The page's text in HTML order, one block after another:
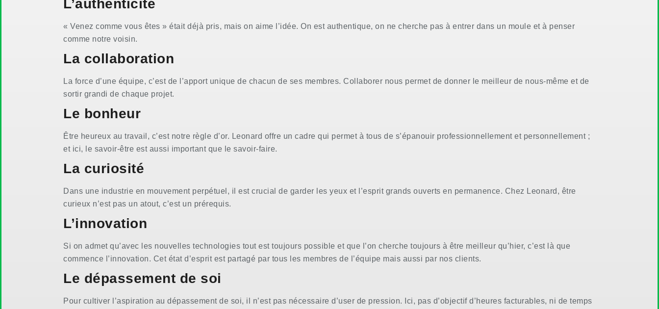
L’authenticité
« Venez comme vous êtes » était déjà pris, mais on aime l’idée. On est authentique, on ne cherche pas à entrer dans un moule et à penser
comme notre voisin.
La collaboration
La force d’une équipe, c’est de l’apport unique de chacun de ses membres. Collaborer nous permet de donner le meilleur de nous-même et de
sortir grandi de chaque projet.
Le bonheur
Être heureux au travail, c’est notre règle d’or. Leonard offre un cadre qui permet à tous de s’épanouir professionnellement et personnellement ;
et ici, le savoir-être est aussi important que le savoir-faire.
La curiosité
Dans une industrie en mouvement perpétuel, il est crucial de garder les yeux et l’esprit grands ouverts en permanence. Chez Leonard, être
curieux n’est pas un atout, c’est un prérequis.
L’innovation
Si on admet qu’avec les nouvelles technologies tout est toujours possible et que l’on cherche toujours à être meilleur qu’hier, c’est là que
commence l’innovation. Cet état d’esprit est partagé par tous les membres de l’équipe mais aussi par nos clients.
Le dépassement de soi
Pour cultiver l’aspiration au dépassement de soi, il n’est pas nécessaire d’user de pression. Ici, pas d’objectif d’heures facturables, ni de temps